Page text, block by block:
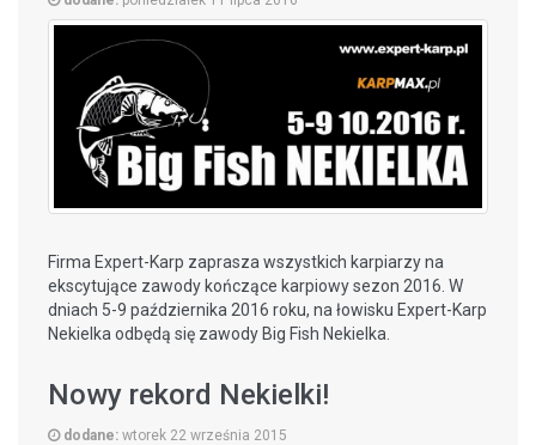
Firma Expert-Karp zaprasza wszystkich karpiarzy na
ekscytujące zawody kończące karpiowy sezon 2016. W
dniach 5-9 października 2016 roku, na łowisku Expert-Karp
Nekielka odbędą się zawody Big Fish Nekielka.
przyczep kempingowych!
Nowy rekord Nekielki!
dodane: wtorek 22 września 2015